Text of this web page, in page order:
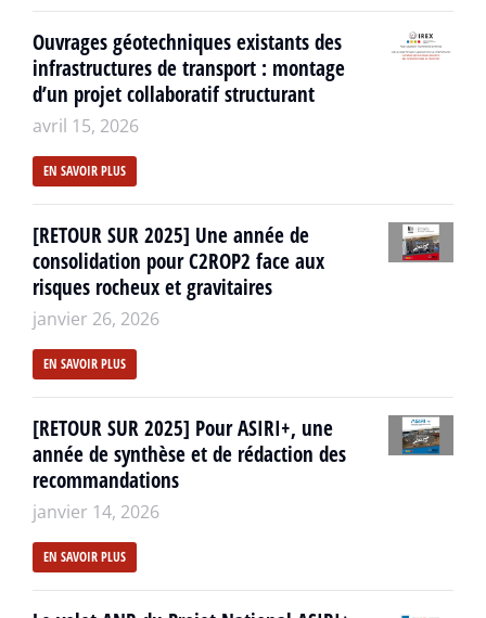
Ouvrages géotechniques existants des
infrastructures de transport : montage
d’un projet collaboratif structurant
avril 15, 2026
EN SAVOIR PLUS
[RETOUR SUR 2025] Une année de
consolidation pour C2ROP2 face aux
risques rocheux et gravitaires
janvier 26, 2026
EN SAVOIR PLUS
[RETOUR SUR 2025] Pour ASIRI+, une
année de synthèse et de rédaction des
recommandations
janvier 14, 2026
EN SAVOIR PLUS